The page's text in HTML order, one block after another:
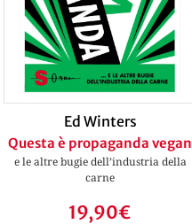
Ed Winters
Questa è propaganda vegan
e le altre bugie dell’industria della
carne
19,90€